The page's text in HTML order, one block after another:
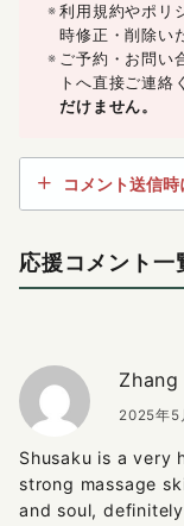
利用規約やポリ
時修正・削除い
ご予約・お問い
トへ直接ご連絡
だけません。
コメント送信
応援コメント一
Zhang
2025年5
Shusaku is a very
strong massage
and soul,